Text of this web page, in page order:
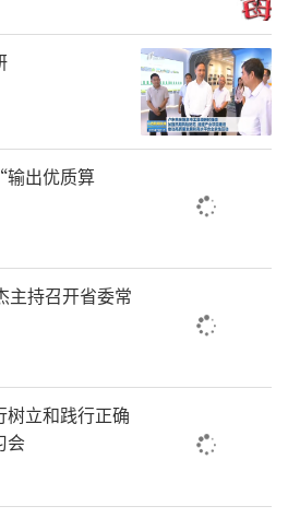
繁盛。山西中医药大学中
慕名而来的参观者流连忘
的中医药文化中。灯光映
用植物腊叶标本和浸液标
美轮美奂。
件展品都凝聚着我省中
。”7月18日，中药炮制
张朔生教授告诉记者，
全国中药资源普查，努
“家底”。历时多年的山
式工作共完成样地数量
品种1681种，上交实物
、药材标本1580份、种
出优质算
主持召开省委常
立和践行正确
会